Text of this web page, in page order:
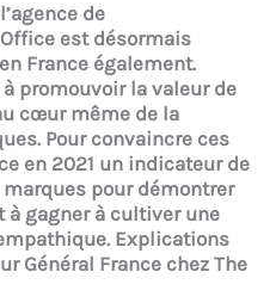
de
est désormais
France également.
promouvoir la valeur de
cœur même de la
Pour convaincre ces
en 2021 un indicateur de
pour démontrer
à gagner à cultiver une
Explications
Général France chez The